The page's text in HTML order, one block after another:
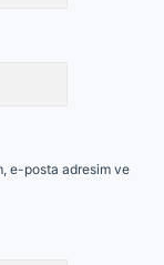
e-posta adresim ve